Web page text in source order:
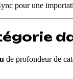
pour une
de profondeur de